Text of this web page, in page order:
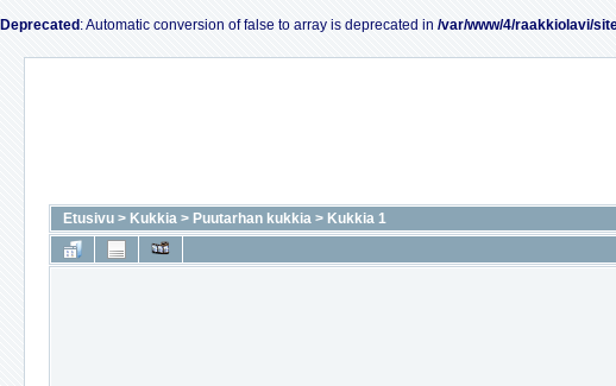
Deprecated : Automatic conversion of false to array is deprecated in /var/www/4/raakkiolavi/
Etusivu > Kukkia > Puutarhan kukkia > Kukkia 1